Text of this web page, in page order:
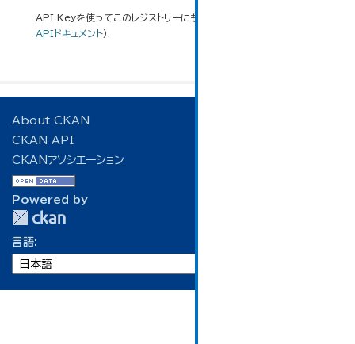
API Keyを使ってこのレジストリーにもアクセス可能です
APIドキュメント).
About CKAN
CKAN API
CKANアソシエーション
Powered by
言語